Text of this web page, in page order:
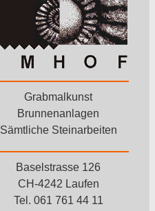
Grabmalkunst
Brunnenanlagen
Sämtliche Steinarbeiten
Baselstrasse 126
CH-4242 Laufen
Tel. 061 761 44 11